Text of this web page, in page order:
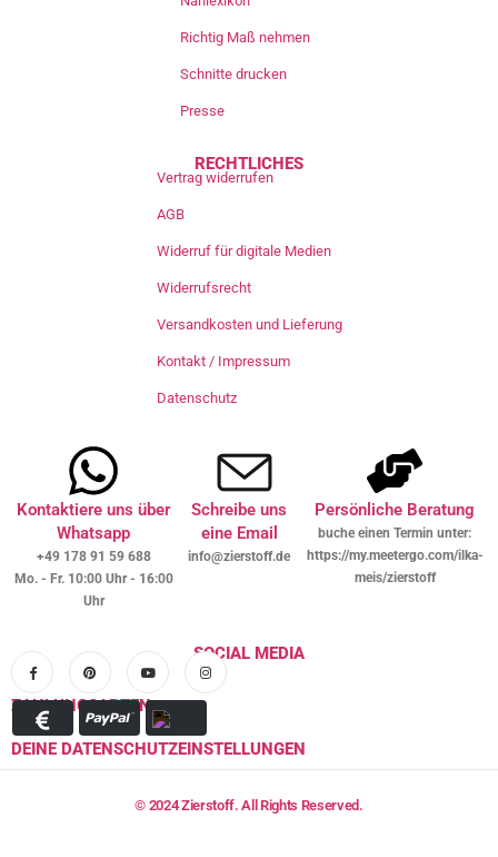
Richtig Maß nehmen
Schnitte drucken
Presse
RECHTLICHES
Vertrag widerrufen
AGB
Widerruf für digitale Medien
Widerrufsrecht
Versandkosten und Lieferung
Kontakt / Impressum
Datenschutz
Kontaktiere uns über
Whatsapp
+49 178 91 59 688
Mo. - Fr. 10:00 Uhr - 16:00
Uhr
Schreibe uns
eine Email
info@zierstoff.de
Persönliche Beratung
buche einen Termin unter:
https://my.meetergo.com/ilka-
meis/zierstoff
SOCIAL MEDIA
ZAHLUNGSARTEN
DEINE DATENSCHUTZEINSTELLUNGEN
© 2024 Zierstoff. All Rights Reserved.